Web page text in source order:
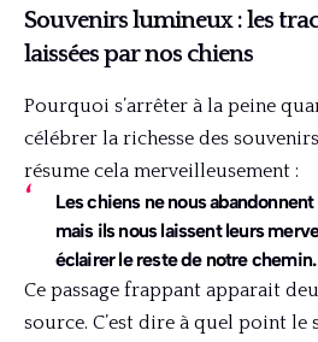
Souvenirs lumineux : les
laissées par nos chiens
Pourquoi s’arrêter à la peine
célébrer la richesse des
résume cela merveilleusement :
Les chiens ne nous
mais ils nous laissent leurs
éclairer le reste de notre chemin.
Ce passage frappant apparait
source. C’est dire à quel point